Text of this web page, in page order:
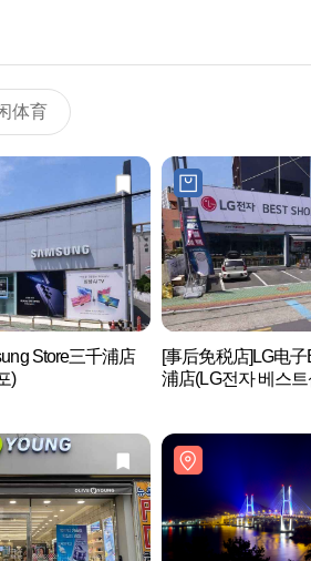
体育
Store三千浦店
)
[事后免税店]LG电
浦店(LG전자 베스